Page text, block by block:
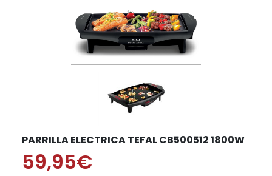
PARRILLA ELECTRICA TEFAL CB500512 1800W
59,95€